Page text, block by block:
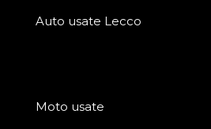
Auto usate Lecco
Moto usate